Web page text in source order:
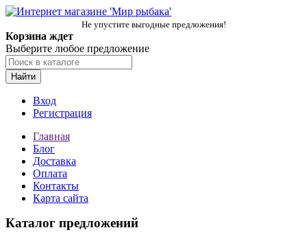
Не упустите выгодные предложения!
Корзина ждет
Выберите любое предложение
Найти
Вход
Регистрация
Главная
Блог
Доставка
Оплата
Контакты
Карта сайта
Каталог предложений